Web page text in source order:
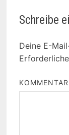
Schreibe
Deine E-
KOMMENTAR